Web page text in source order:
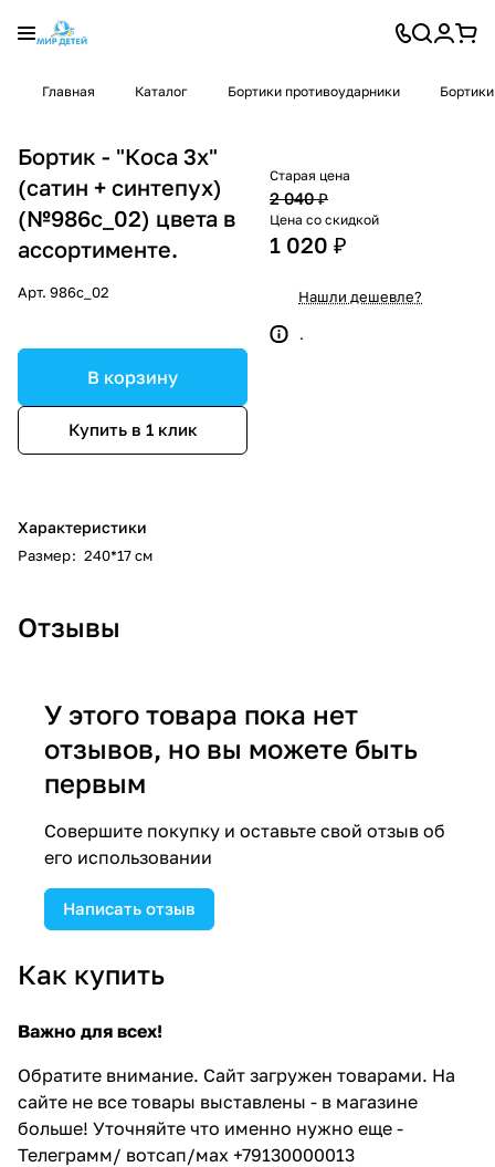
Главная Каталог Бортики противоударники
Бортик - "Коса 3х"
(сатин + синтепух)
(№986с_02) цвета в
ассортименте.
Арт. 986с_02
В корзину
Купить в 1 клик
Характеристики
Размер: 240*17 см
Старая цена
2 040 ₽
Цена со скидкой
1 020 ₽
Нашли дешевле?
.
Отзывы
У этого товара пока нет
отзывов, но вы можете быть
первым
Совершите покупку и оставьте свой отзыв об
его использовании
Написать отзыв
Как купить
Важно для всех!
Обратите внимание. Сайт загружен товарами. На
сайте не все товары выставлены - в магазине
больше! Уточняйте что именно нужно еще -
Телеграмм/ вотсап/мах +79130000013